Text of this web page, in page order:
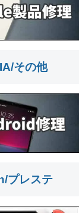
その他
プレステ